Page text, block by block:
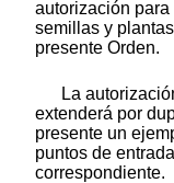
autorización
semillas y
presente Orden.
La
extenderá por
presente un
puntos de
correspondiente.